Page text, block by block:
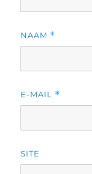
NAAM *
E-MAIL *
SITE